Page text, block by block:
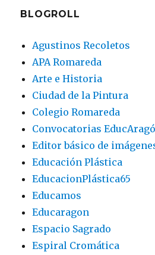
BLOGROLL
Agustinos Recoletos
APA Romareda
Arte e Historia
Ciudad de la Pintura
Colegio Romareda
Convocatorias
Editor básico de
Educación Plástica
EducacionPlástica65
Educamos
Educaragon
Espacio Sagrado
Espiral Cromática